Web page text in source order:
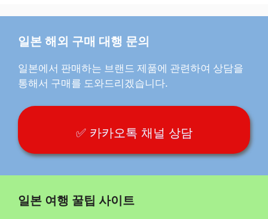
일본 해외 구매 대행 문의
일본에서 판매하는 브랜드 제품에 관련하여 상담을
통해서 구매를 도와드리겠습니다.
✅ 카카오톡 채널 상담
일본 여행 꿀팁 사이트